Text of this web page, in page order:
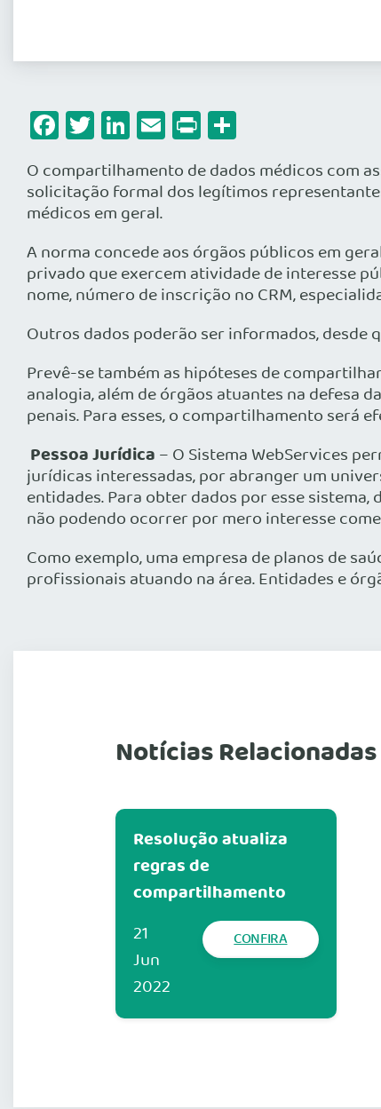
Facebook
Twitter
LinkedIn
Email
Print
O compartilhamento de dados médicos com
solicitação formal dos legítimos
médicos em geral.
A norma concede aos órgãos públicos em
privado que exercem atividade de interesse
nome, número de inscrição no CRM,
Outros dados poderão ser informados, desde
Prevê-se também as hipóteses de
analogia, além de órgãos atuantes na defesa
penais. Para esses, o compartilhamento será
Pessoa Jurídica – O Sistema WebServices
jurídicas interessadas, por abranger um
entidades. Para obter dados por esse
não podendo ocorrer por mero interesse
Como exemplo, uma empresa de planos de
profissionais atuando na área. Entidades e
Notícias Relacionadas
Resolução atualiza
regras de
compartilhamento
21
Jun
2022
CONFIRA